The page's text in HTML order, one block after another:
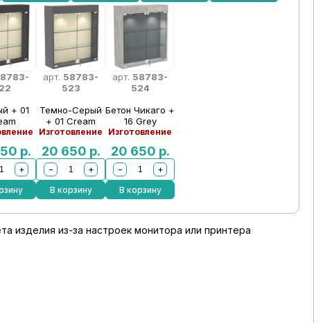
+ 01
р.
+
арт. 58783-
523
Темно-Серый
+ 01 Cream
Изготовление
20 650 р.
−
+
В корзину
арт. 58783-
524
Бетон Чикаго +
16 Grey
Изготовление
20 650 р.
−
+
В корзину
изделия из-за настроек монитора или принтера